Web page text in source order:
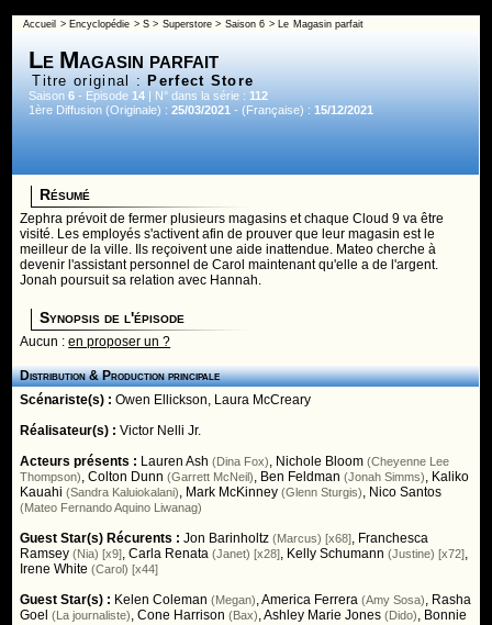
Accueil > Encyclopédie >S > Superstore> Saison 6 > Le Magasin parfait
Le Magasin parfait
Titre original : Perfect Store
Saison6 - Episode14 | N° dans la série :112
1ère Diffusion (Originale) :25/03/2021 - (Française) :15/12/2021
Résumé
Zephra prévoit de fermer plusieurs magasins et chaque Cloud 9 va être
visité. Les employés s'activent afin de prouver que leur magasin est le
meilleur de la ville. Ils reçoivent une aide inattendue. Mateo cherche à
devenir l'assistant personnel de Carol maintenant qu'elle a de l'argent.
Jonah poursuit sa relation avec Hannah.
Synopsis de l'épisode
Aucun :en proposer un ?
Distribution & Production principale
Scénariste(s) :Owen Ellickson, Laura McCreary
Réalisateur(s) :Victor Nelli Jr.
Acteurs présents : Lauren Ash (Dina Fox), Nichole Bloom (Cheyenne Lee
Thompson),Colton Dunn (Garrett McNeil), Ben Feldman (Jonah Simms), Kaliko
Kauahi (Sandra Kaluiokalani), Mark McKinney (Glenn Sturgis), Nico Santos
(Mateo Fernando Aquino Liwanag)
Guest Star(s) Récurents :Jon Barinholtz (Marcus) [x68], Franchesca
Ramsey (Nia) [x9],Carla Renata (Janet) [x28], Kelly Schumann (Justine) [x72],
Irene White (Carol) [x44]
Guest Star(s) : Kelen Coleman (Megan),America Ferrera (Amy Sosa), Rasha
Goel
(La journaliste),Cone Harrison (Bax),Ashley Marie Jones (Dido), Bonnie